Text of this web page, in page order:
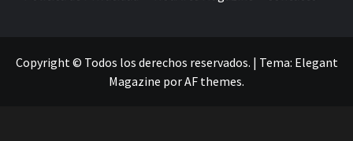
Copyright © Todos los derechos reservados. | Tema: Elegant
Magazine porAF themes.